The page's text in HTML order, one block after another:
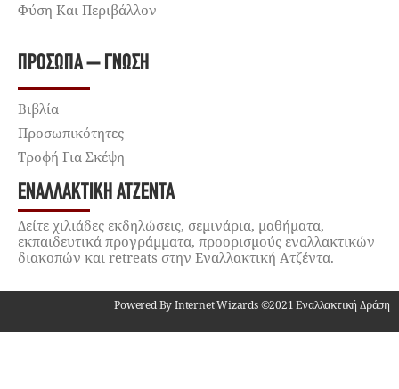
Φύση Και Περιβάλλον
ΠΡΌΣΩΠΑ – ΓΝΏΣΗ
Βιβλία
Προσωπικότητες
Τροφή Για Σκέψη
ΕΝΑΛΛΑΚΤΙΚΉ ΑΤΖΈΝΤΑ
Δείτε χιλιάδες εκδηλώσεις, σεμινάρια, μαθήματα,
εκπαιδευτικά προγράμματα, προορισμούς εναλλακτικών
διακοπών και retreats στην Εναλλακτική Ατζέντα.
Powered By Internet Wizards ©2021 Εναλλακτική Δράση